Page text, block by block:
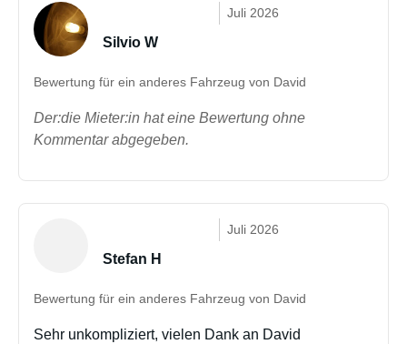
Juli 2026
Silvio W
Bewertung für ein anderes Fahrzeug von David
Der:die Mieter:in hat eine Bewertung ohne
Kommentar abgegeben.
Juli 2026
Stefan H
Bewertung für ein anderes Fahrzeug von David
Sehr unkompliziert, vielen Dank an David